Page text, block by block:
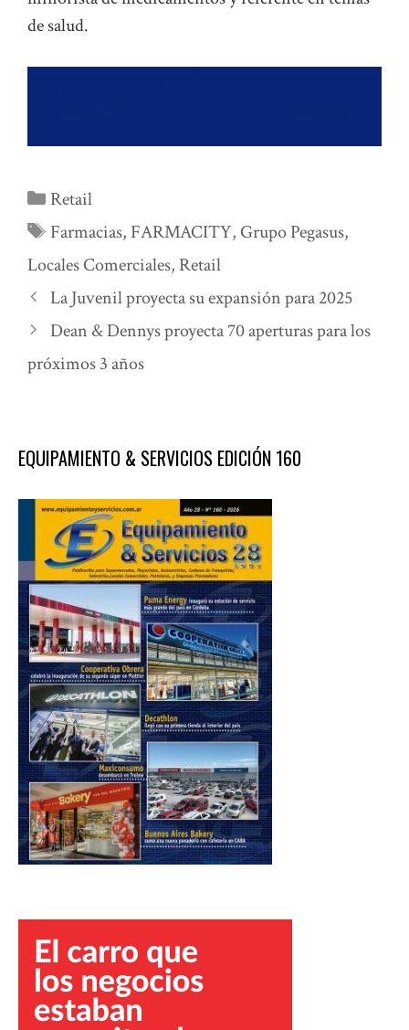
de salud.
Categorías
Retail
Etiquetas
Farmacias, FARMACITY, Grupo Pegasus,
Locales Comerciales, Retail
La Juvenil proyecta su expansión para 2025
Dean & Dennys proyecta 70 aperturas para los
próximos 3 años
EQUIPAMIENTO & SERVICIOS EDICIÓN 160